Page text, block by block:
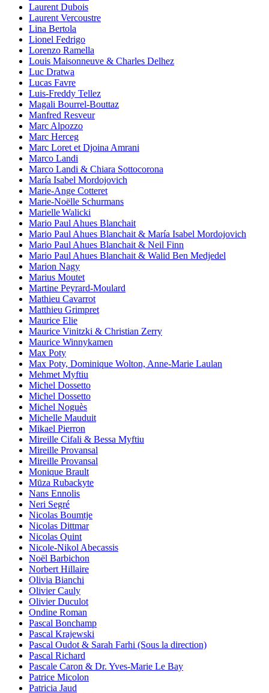
Laurent Dubois
Laurent Vercoustre
Lina Bertola
Lionel Fedrigo
Lorenzo Ramella
Louis Maisonneuve & Charles Delhez
Luc Dratwa
Lucas Favre
Luis-Freddy Tellez
Magali Bourrel-Bouttaz
Manfred Resveur
Marc Alpozzo
Marc Herceg
Marc Loret et Djoina Amrani
Marco Landi
Marco Landi & Chiara Sottocorona
María Isabel Mordojovich
Marie-Ange Cotteret
Marie-Noëlle Schurmans
Marielle Walicki
Mario Paul Ahues Blanchait
Mario Paul Ahues Blanchait & María Isabel Mordojovich
Mario Paul Ahues Blanchait & Neil Finn
Mario Paul Ahues Blanchait & Walid Ben Medjedel
Marion Nagy
Marius Moutet
Martine Peyrard-Moulard
Mathieu Cavarrot
Matthieu Grimpret
Maurice Elie
Maurice Vinitzki & Christian Zerry
Maurice Winnykamen
Max Poty
Max Poty, Dominique Wolton, Anne-Marie Laulan
Mehmet Myftiu
Michel Dossetto
Michel Dossetto
Michel Noguès
Michelle Mauduit
Mikael Pierron
Mireille Cifali & Bessa Myftiu
Mireille Provansal
Mireille Provansal
Monique Brault
Mūza Rubackyte
Nans Ennolis
Neri Segré
Nicolas Boumtje
Nicolas Dittmar
Nicolas Quint
Nicole-Nikol Abecassis
Noël Barbichon
Norbert Hillaire
Olivia Bianchi
Olivier Cauly
Olivier Duculot
Ondine Roman
Pascal Bonchamp
Pascal Krajewski
Pascal Oudot & Sarah Farhi (Sous la direction)
Pascal Richard
Pascale Caron & Dr. Yves-Marie Le Bay
Patrice Micolon
Patricia Jaud